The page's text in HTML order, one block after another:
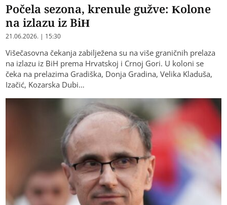
Počela sezona, krenule gužve: Kolone
na izlazu iz BiH
21.06.2026. | 15:30
Višečasovna čekanja zabilježena su na više graničnih prelaza
na izlazu iz BiH prema Hrvatskoj i Crnoj Gori. U koloni se
čeka na prelazima Gradiška, Donja Gradina, Velika Kladuša,
Izačić, Kozarska Dubi…